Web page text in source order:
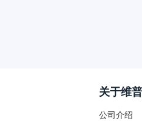
关于维普
公司介绍